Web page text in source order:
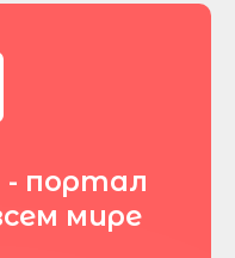
- портал
мире